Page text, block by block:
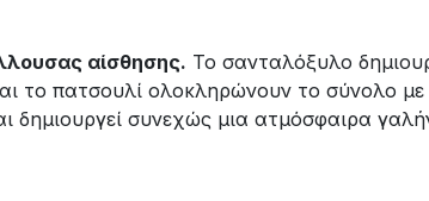
αίσθησης. Το σανταλόξυλο
το πατσουλί ολοκληρώνουν το σύνολο
δημιουργεί συνεχώς μια ατμόσφαιρα